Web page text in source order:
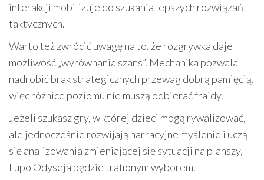
interakcji mobilizuje do szukania lepszych rozwiązań
taktycznych.
Warto też zwrócić uwagę na to, że rozgrywka daje
możliwość „wyrównania szans”. Mechanika pozwala
nadrobić brak strategicznych przewag dobrą pamięcią,
więc różnice poziomu nie muszą odbierać frajdy.
Jeżeli szukasz gry, w której dzieci mogą rywalizować,
ale jednocześnie rozwijają narracyjne myślenie i uczą
się analizowania zmieniającej się sytuacji na planszy,
Lupo Odyseja będzie trafionym wyborem.